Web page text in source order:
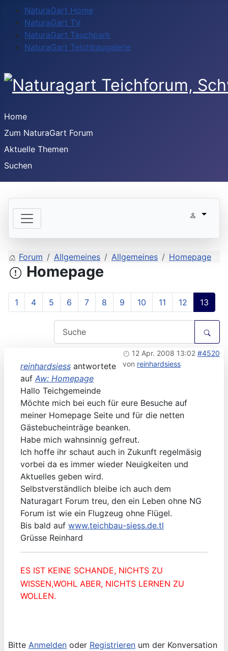
NaturaGart Home
NaturaGart TV
NaturaGart Tauchpark
NaturaGart Teichbaugalerie
Home
Zum NaturaGart Forum
Aktuelle Themen
Suchen
Forum Allgemeines Allgemeines Homepage
Homepage
1 4 5 6 7 8 9 10 11 12 13
12 Apr. 2008 13:02 #4520
von reinhardsiess
reinhardsiess antwortete
auf Aw: Homepage
Hallo Teichgemeinde
Möchte mich bei euch für eure Besuche auf
meiner Homepage Seite und für die netten
Gästebucheinträge beanken.
Habe mich wahnsinnig gefreut.
Ich hoffe ihr schaut auch in Zukunft regelmäsig
vorbei da es immer wieder Neuigkeiten und
Aktuelles geben wird.
Selbstverständlich bleibe ich auch dem
Naturagart Forum treu, den ein Leben ohne NG
Forum ist wie ein Flugzeug ohne Flügel.
Bis bald auf www.teichbau-siess.de.tl
Grüsse Reinhard
ES IST KEINE SCHANDE, NICHTS ZU
WISSEN,WOHL ABER, NICHTS LERNEN ZU
WOLLEN.
Bitte Anmelden oder Registrieren um der Konversation